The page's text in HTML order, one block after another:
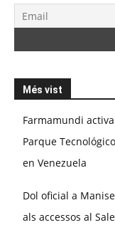
Més vist
Farmamundi
Parque
en Venezuela
Dol oficial a
als accessos al